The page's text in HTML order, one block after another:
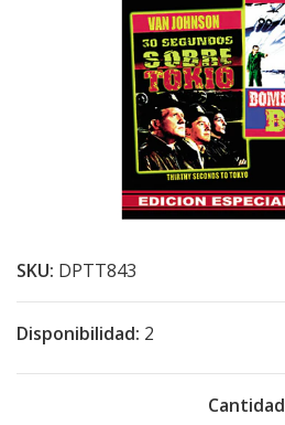
SKU: DPTT843
Disponibilidad: 2
Cantidad